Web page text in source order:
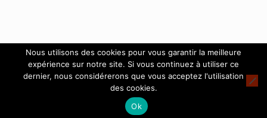
Nous utilisons des cookies pour vous garantir la meilleure
expérience sur notre site. Si vous continuez à utiliser ce
dernier, nous considérerons que vous acceptez l'utilisation
des cookies.
Ok